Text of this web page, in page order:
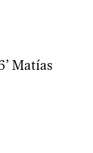
Matías